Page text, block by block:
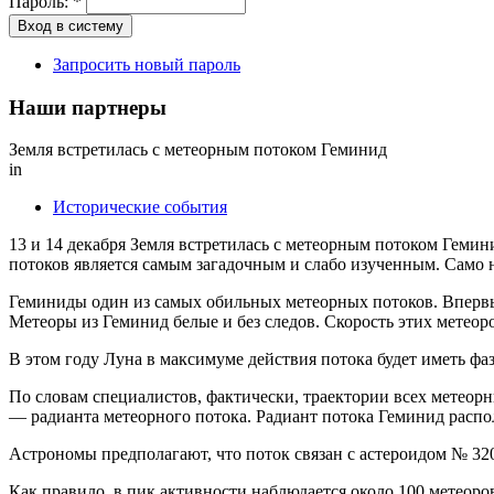
Запросить новый пароль
Наши партнеры
Земля встретилась с метеорным потоком Геминид
in
Исторические события
13 и 14 декабря Земля встретилась с метеорным потоком
потоков является самым загадочным и слабо изученным. Само
Геминиды один из самых обильных метеорных потоков.
Метеоры из Геминид белые и без следов. Скорость этих
В этом году Луна в максимуме действия потока будет иметь
По словам специалистов, фактически, траектории всех
— радианта метеорного потока. Радиант потока Геминид
Астрономы предполагают, что поток связан с астероидом №